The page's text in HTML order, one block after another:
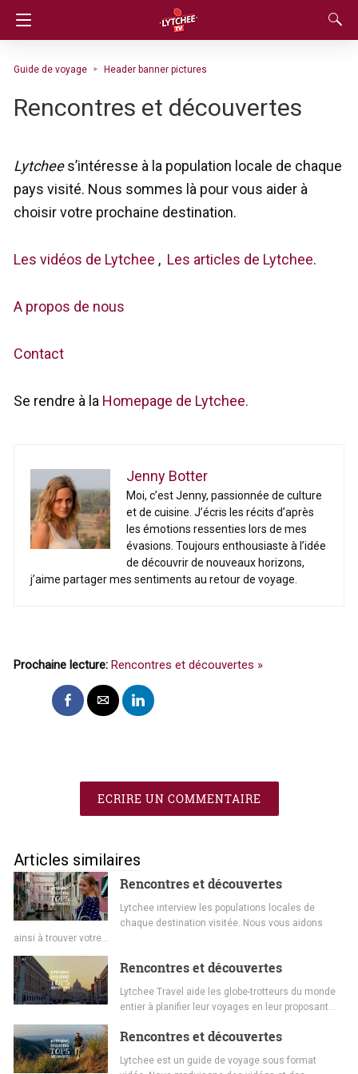
Guide de voyage Header banner pictures
Rencontres et découvertes
Lytchees’intéresse à la population locale de chaque
pays visité. Nous sommes là pour vous aider à
choisir votre prochaine destination.
Les vidéos de Lytchee , Les articles de Lytchee.
A propos de nous
Contact
Se rendre à la Homepage de Lytchee.
Jenny Botter
Moi, c’est Jenny, passionnée de culture
et de cuisine. J’écris les récits d’après
les émotions ressenties lors de mes
évasions. Toujours enthousiaste à l’idée
de découvrir de nouveaux horizons,
j’aime partager mes sentiments au retour de voyage.
Prochaine lecture: Rencontres et découvertes »
ECRIRE UN COMMENTAIRE
Articles similaires
Rencontres et découvertes
Lytchee interview les populations locales de
chaque destination visitée. Nous vous aidons
ainsi à trouver votre…
Rencontres et découvertes
Lytchee Travel aide les globe-trotteurs du monde
entier à planifier leur voyages en leur proposant…
Rencontres et découvertes
Lytchee est un guide de voyage sous format